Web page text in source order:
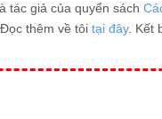
tác giả của quyển sách
thêm về tôi tại đây. Kết